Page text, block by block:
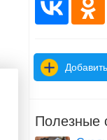
Полезные